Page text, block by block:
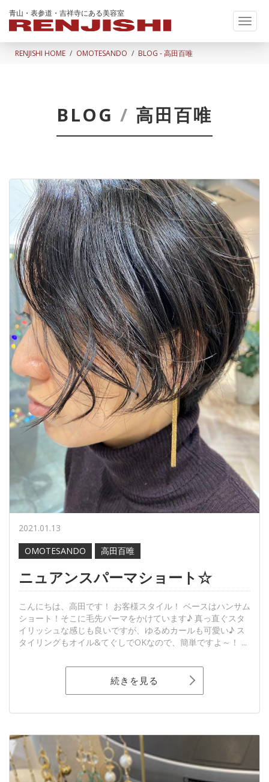
青山・表参道・吉祥寺にある美容室
RENJISHI HOME OMOTESANDO BLOG - 高田百唯
BLOG / 高田百唯
2021.01.13
OMOTESANDO
高田百唯
ニュアンスパーマショート☆
こんにちは、高田です！ お客様スタイル！ ベースはハンサム
ショート！そこに毛先パーマをかけています♪ 真っ直ぐスタ
イリッシュな感じも良いですが、ゆるめカールも可愛い♪ ス
タイリングもオイル&てぐしでOKなので、簡単ですよ～！ ...
続きを見る